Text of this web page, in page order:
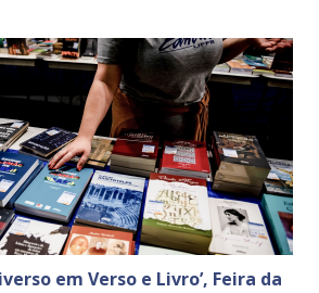
em Verso e Livro’, Feira da